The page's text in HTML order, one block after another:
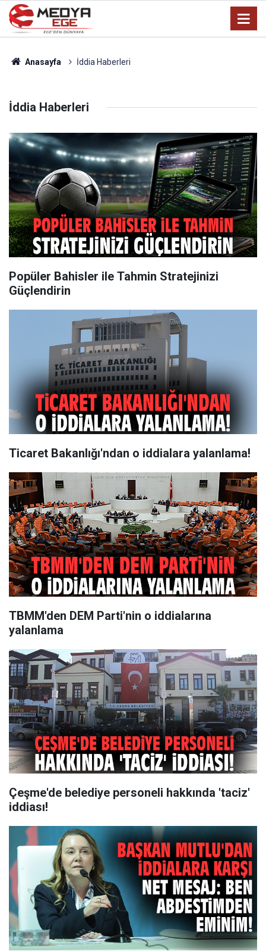
Anasayfa İddia Haberleri
İddia Haberleri
Popüler Bahisler ile Tahmin Stratejinizi
Güçlendirin
Ticaret Bakanlığı'ndan o iddialara yalanlama!
TBMM'den DEM Parti'nin o iddialarına
yalanlama
Çeşme'de belediye personeli hakkında 'taciz'
iddiası!